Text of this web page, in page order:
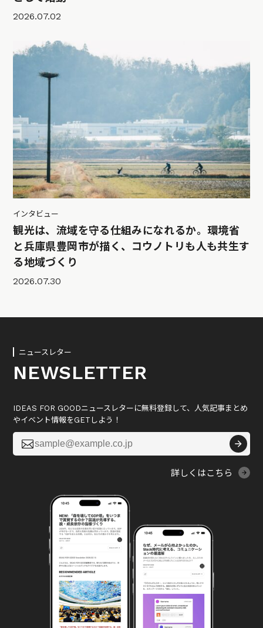
2026.07.02
インタビュー
観光は、流域を守る仕組みになれるか。環境省
と兵庫県豊岡市が描く、コウノトリも人も共生す
る地域づくり
2026.07.30
ニュースレター
NEWSLETTER
IDEAS FOR GOODニュースレターに無料登録して、人気記事まとめ
やイベント情報をGETしよう！

詳しくはこちら